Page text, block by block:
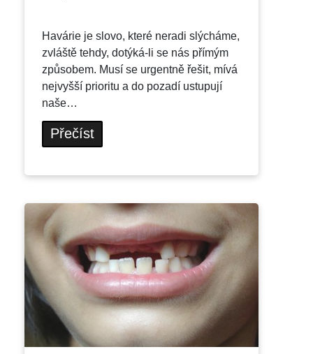
Havárie je slovo, které neradi slýcháme,
zvláště tehdy, dotýká-li se nás přímým
způsobem. Musí se urgentně řešit, mívá
nejvyšší prioritu a do pozadí ustupují
naše…
Přečíst